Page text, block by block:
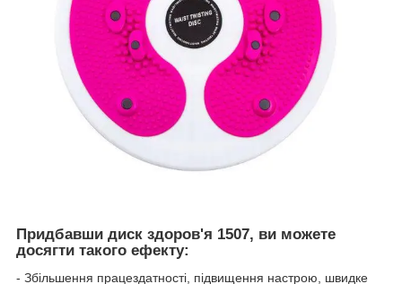
Придбавши диск здоров'я 1507, ви можете
досягти такого ефекту:
- Збільшення працездатності, підвищення настрою, швидке